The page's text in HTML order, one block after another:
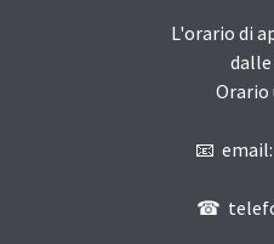
L'orario di
Orario
📧
☎